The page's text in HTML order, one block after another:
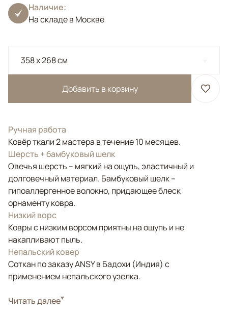
Наличие:
На складе в Москве
358 x 268 см
Добавить в корзину
Ручная работа
Ковёр ткали 2 мастера в течение 10 месяцев.
Шерсть + бамбуковый шелк
Овечья шерсть – мягкий на ощупь, эластичный и
долговечный материал. Бамбуковый шелк –
гипоаллергенное волокно, придающее блеск
орнаменту ковра.
Низкий ворс
Ковры с низким ворсом приятны на ощупь и не
накапливают пыль.
Непальский ковер
Соткан по заказу ANSY в Бадохи (Индия) с
применением непальского узелка.
СтильДизайнерские
Читать далее